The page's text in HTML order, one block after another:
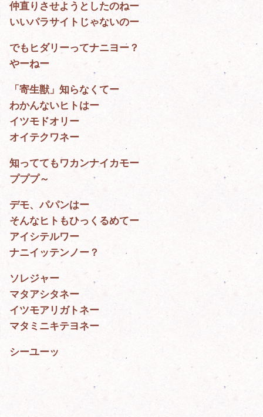
仲直りさせようとしたのねー
いいパラサイトじゃないのー
でもヒダリーってナニヨー？
やーねー
「寄生獣」知らなくてー
わかんないヒトはー
イツモドオリー
オイテクワネー
知っててもワカンナイカモー
プププ～
デモ、パパンはー
そんなヒトもひっくるめてー
アイシテルワー
ナニイッテンノー？
ソレジャー
マタアシタネー
イツモアリガトネー
マタミニキテヨネー
シーユーッ